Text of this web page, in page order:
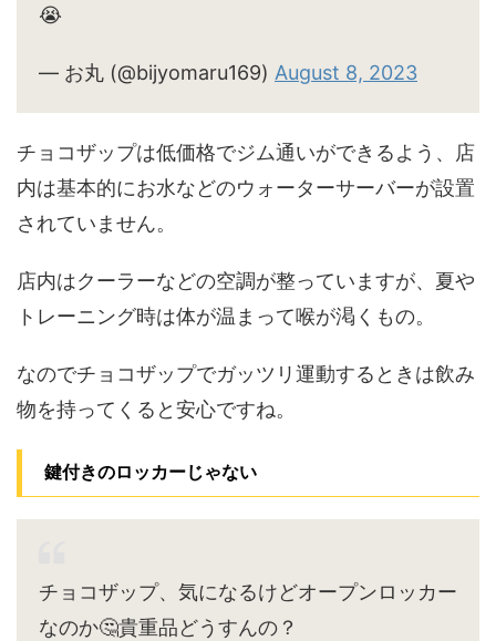
😭
— お丸 (@bijyomaru169) August 8, 2023
チョコザップは低価格でジム通いができるよう、店
内は基本的にお水などのウォーターサーバーが設置
されていません。
店内はクーラーなどの空調が整っていますが、夏や
トレーニング時は体が温まって喉が渇くもの。
なのでチョコザップでガッツリ運動するときは飲み
物を持ってくると安心ですね。
鍵付きのロッカーじゃない
チョコザップ、気になるけどオープンロッカー
なのか🤔貴重品どうすんの？